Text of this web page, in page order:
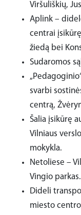
Viršuliškių,
Aplink –
centrai
žiedą bei
Sudaromos
svarbi
centrą,
Šalia įsikūrę
Vilniaus
mokykla.
Netoliese –
Vingio parkas.
Dideli
miesto